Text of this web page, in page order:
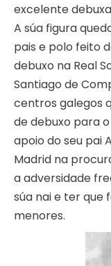
excelente
A súa figura
pais e polo feito
debuxo na Real
Santiago de
centros galegos
de debuxo para
apoio do seu pai
Madrid na
a adversidade
súa nai e ter que
menores.